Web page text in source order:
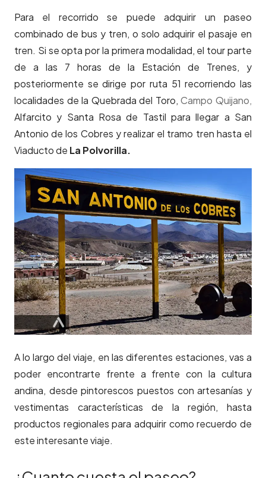
Para el recorrido se puede adquirir un paseo
combinado de bus y tren, o solo adquirir el pasaje en
tren. Si se opta por la primera modalidad, el tour parte
de a las 7 horas de la Estación de Trenes, y
posteriormente se dirige por ruta 51 recorriendo las
localidades de la Quebrada del Toro,Campo Quijano,
Alfarcito y Santa Rosa de Tastil para llegar a San
Antonio de los Cobres y realizar el tramo tren hasta el
Viaducto de La Polvorilla.
A lo largo del viaje, en las diferentes estaciones, vas a
poder encontrarte frente a frente con la cultura
andina, desde pintorescos puestos con artesanías y
vestimentas características de la región, hasta
productos regionales para adquirir como recuerdo de
este interesante viaje.